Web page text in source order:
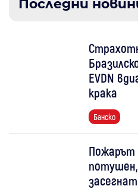
Последни
EVDN
крака
Банско
Пожарът
потушен,